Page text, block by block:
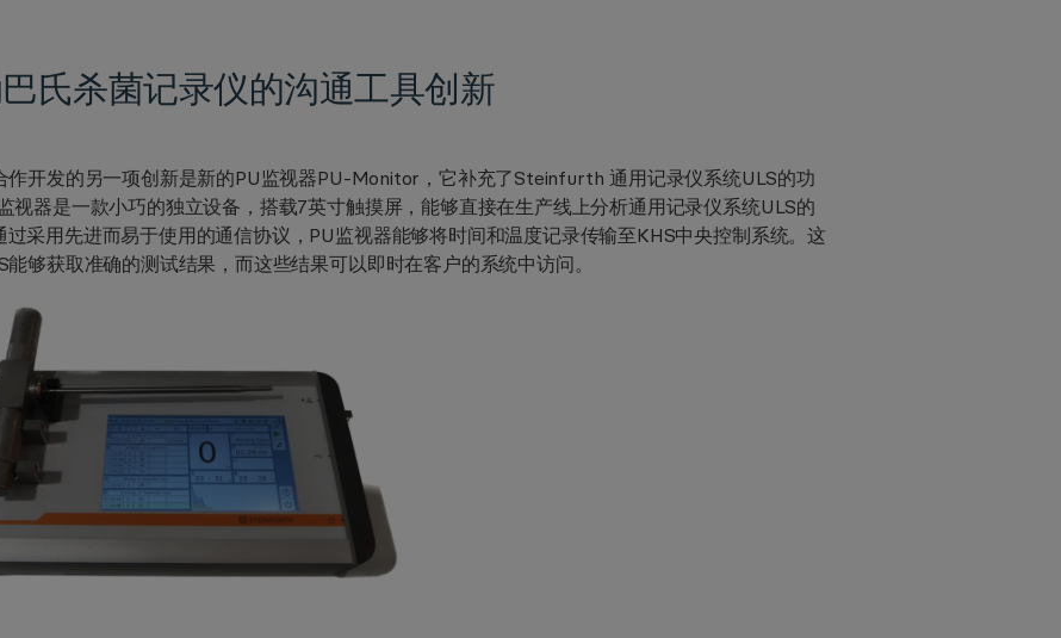
氏杀菌记录仪的沟通工具创新
作开发的另一项创新是新的PU监视器PU-Monitor，它补充了Steinfurth 通用记录仪系统ULS的功
视器是一款小巧的独立设备，搭载7英寸触摸屏，能够直接在生产线上分析通用记录仪系统ULS的
过采用先进而易于使用的通信协议，PU监视器能够将时间和温度记录传输至KHS中央控制系统。这
能够获取准确的测试结果，而这些结果可以即时在客户的系统中访问。